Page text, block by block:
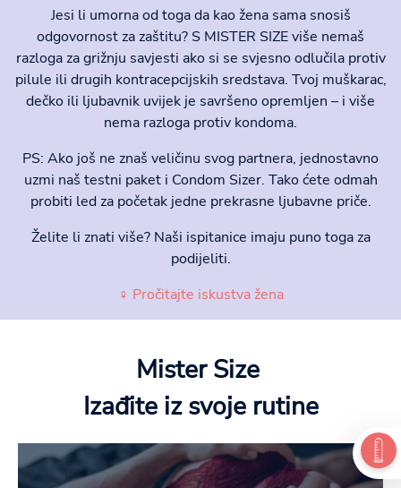
Jesi li umorna od toga da kao žena sama snosiš
odgovornost za zaštitu? S MISTER SIZE više nemaš
razloga za grižnju savjesti ako si se svjesno odlučila protiv
pilule ili drugih kontracepcijskih sredstava. Tvoj muškarac,
dečko ili ljubavnik uvijek je savršeno opremljen – i više
nema razloga protiv kondoma.
PS: Ako još ne znaš veličinu svog partnera, jednostavno
uzmi naš testni paket i Condom Sizer. Tako ćete odmah
probiti led za početak jedne prekrasne ljubavne priče.
Želite li znati više? Naši ispitanice imaju puno toga za
podijeliti.
♀ Pročitajte iskustva žena
Mister Size
Izađite iz svoje rutine